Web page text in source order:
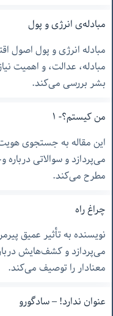
مبادله‌ی انرژی و پول
مبادله انرژی و پول اصول
مبادله، عدالت، و اهمیت
بشر بررسی می‌کند.
من کیستم؟- ١
این مقاله به جستجوی
می‌پردازد و سوالاتی
مطرح می‌کند.
چراغ راه
نویسنده به تأثیر عمیق
می‌پردازد و کشف‌هایش
معنادار را توصیف می‌کند.
عنوان ندارد! – سادگورو